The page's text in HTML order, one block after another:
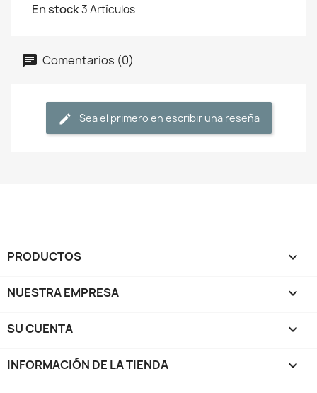
En stock3 Artículos
Comentarios (0)
Sea el primero en escribir una reseña
PRODUCTOS 
NUESTRA EMPRESA 
SU CUENTA 
INFORMACIÓN DE LA TIENDA keyboard_arrow_down